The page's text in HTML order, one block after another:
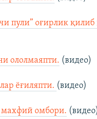
пули” оғирлик қилиб
ололмаяпти. (видео)
ёғиляпти. (видео)
махфий омбори.